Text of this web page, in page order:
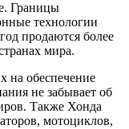
Границы
технологии
продаются более
мира.
на обеспечение
не забывает об
Также Хонда
мотоциклов,